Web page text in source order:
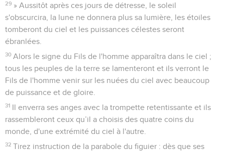
29 » Aussitôt après ces jours de détresse, le soleil
s'obscurcira, la lune ne donnera plus sa lumière, les étoiles
tomberont du ciel et les puissances célestes seront
ébranlées.
30 Alors le signe du Fils de l'homme apparaîtra dans le ciel ;
tous les peuples de la terre se lamenteront et ils verront le
Fils de l'homme venir sur les nuées du ciel avec beaucoup
de puissance et de gloire.
31
Il enverra ses anges avec la trompette retentissante et ils
rassembleront ceux qu’il a choisis des quatre coins du
monde, d'une extrémité du ciel à l'autre.
32 Tirez instruction de la parabole du figuier : dès que ses